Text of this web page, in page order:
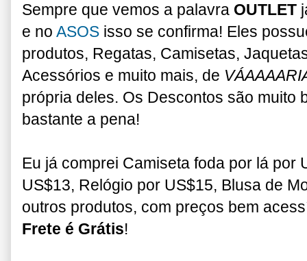
Sempre que vemos a palavra OUTLET
e no ASOS isso se confirma! Eles
produtos, Regatas, Camisetas,
Acessórios e muito mais, de
própria deles. Os Descontos são muito
bastante a pena!
Eu já comprei Camiseta foda por lá por
US$13, Relógio por US$15, Blusa de
outros produtos, com preços bem
Frete é Grátis!